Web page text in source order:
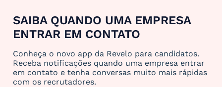
SAIBA QUANDO UMA EMPRESA
ENTRAR EM CONTATO
Conheça o novo app da Revelo para candidatos.
Receba notificações quando uma empresa entrar
em contato e tenha conversas muito mais rápidas
com os recrutadores.